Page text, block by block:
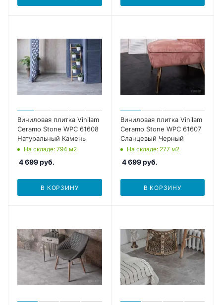
Виниловая плитка Vinilam
Ceramo Stone WPC 61608
Натуральный Камень
На складе: 794 м2
4 699руб.
В КОРЗИНУ
Виниловая плитка Vinilam
Ceramo Stone WPC 61607
Сланцевый Черный
На складе: 277 м2
4 699руб.
В КОРЗИНУ